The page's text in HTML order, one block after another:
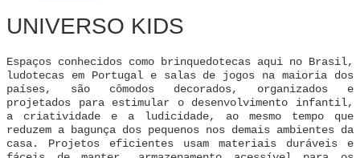
UNIVERSO KIDS
Espaços conhecidos como brinquedotecas aqui no Brasil,
ludotecas em Portugal e salas de jogos na maioria dos
países, são cômodos decorados, organizados e
projetados para estimular o desenvolvimento infantil,
a criatividade e a ludicidade, ao mesmo tempo que
reduzem a bagunça dos pequenos nos demais ambientes da
casa. Projetos eficientes usam materiais duráveis ​​e